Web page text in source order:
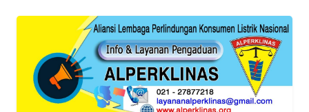
FORJASIDA
TAMBANG
NEWS
SITUNGIR